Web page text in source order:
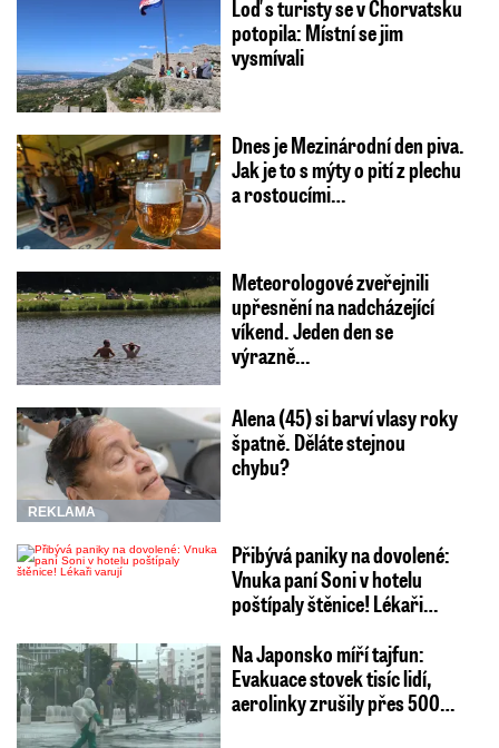
Loď s turisty se v Chorvatsku
potopila: Místní se jim
vysmívali
Dnes je Mezinárodní den piva.
Jak je to s mýty o pití z plechu
a rostoucími…
Meteorologové zveřejnili
upřesnění na nadcházející
víkend. Jeden den se
výrazně…
REKLAMA
Alena (45) si barví vlasy roky
špatně. Děláte stejnou
chybu?
Přibývá paniky na dovolené:
Vnuka paní Soni v hotelu
poštípaly štěnice! Lékaři…
Na Japonsko míří tajfun:
Evakuace stovek tisíc lidí,
aerolinky zrušily přes 500…